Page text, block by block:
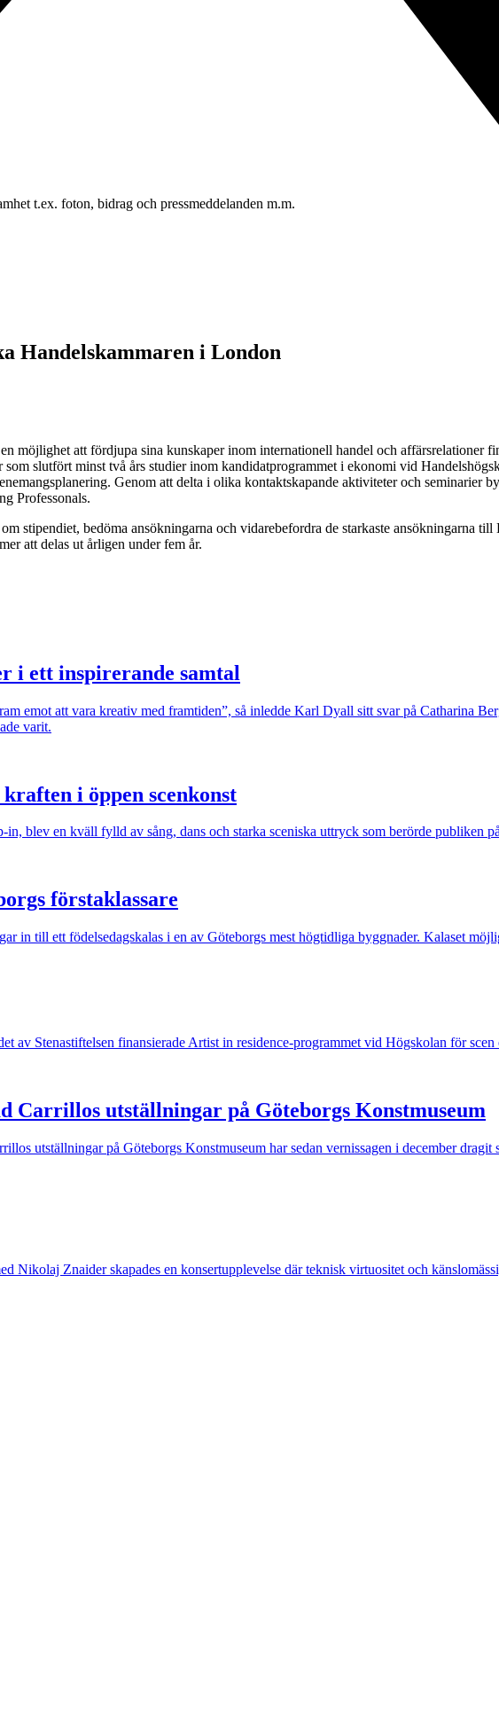
t.ex. foton, bidrag och pressmeddelanden m.m.
Handelskammaren i London
möjlighet att fördjupa sina kunskaper inom internationell handel och affärsrelationer
slutfört minst två års studier inom kandidatprogrammet i ekonomi vid
Genom att delta i olika kontaktskapande aktiviteter och seminarier
Professonals.
stipendiet, bedöma ansökningarna och vidarebefordra de starkaste ansökningarna
att delas ut årligen under fem år.
i ett inspirerande samtal
emot att vara kreativ med framtiden”, så inledde Karl Dyall sitt svar på Catharina
varit.
i öppen scenkonst
blev en kväll fylld av sång, dans och starka sceniska uttryck som berörde publiken
förstaklassare
in till ett födelsedagskalas i en av Göteborgs mest högtidliga byggnader. Kalaset
av Stenastiftelsen finansierade Artist in residence-programmet vid Högskolan för scen
Carrillos utställningar på Göteborgs Konstmuseum
utställningar på Göteborgs Konstmuseum har sedan vernissagen i december
Nikolaj Znaider skapades en konsertupplevelse där teknisk virtuositet och